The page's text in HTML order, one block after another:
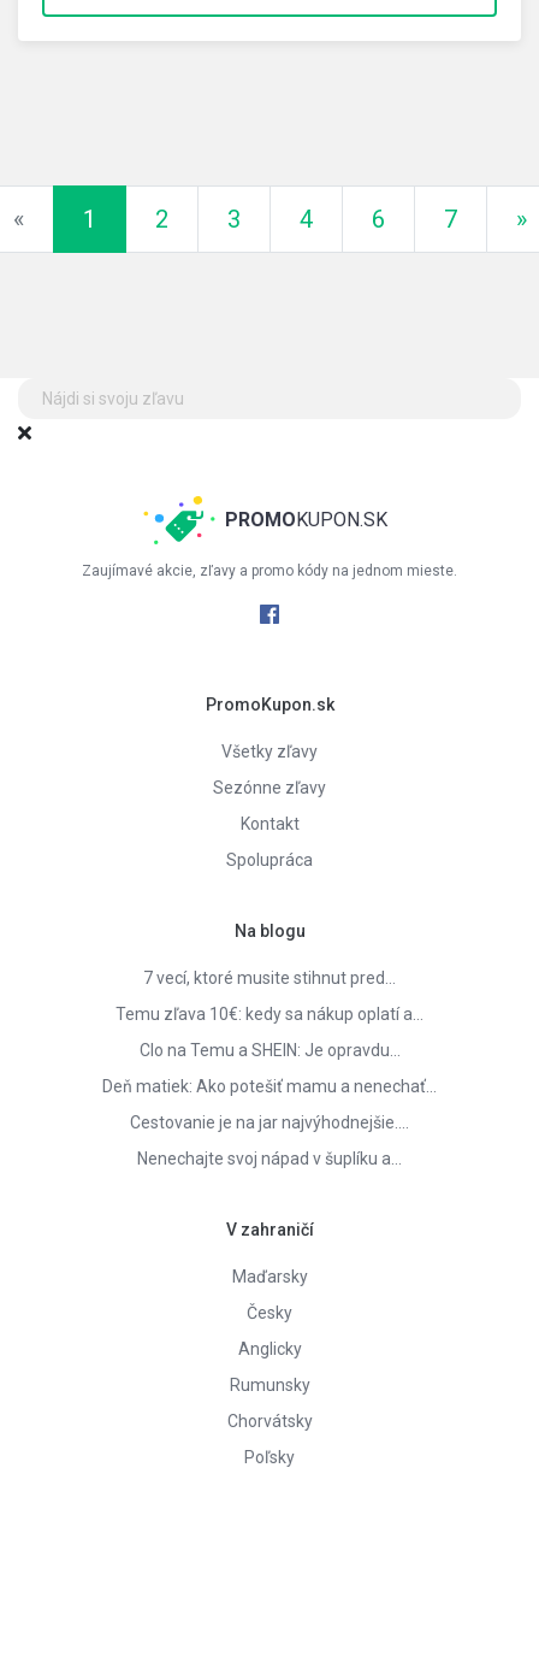
«Předchozí
1 2 3 4 6 7 »
PROMOKUPON.SK
Zaujímavé akcie, zľavy a promo kódy na jednom mieste.
PromoKupon.sk
Všetky zľavy
Sezónne zľavy
Kontakt
Spolupráca
Na blogu
7 vecí, ktoré musite stihnut pred…
Temu zľava 10€: kedy sa nákup oplatí a…
Clo na Temu a SHEIN: Je opravdu…
Deň matiek: Ako potešiť mamu a nenechať…
Cestovanie je na jar najvýhodnejšie.…
Nenechajte svoj nápad v šuplíku a…
V zahraničí
Maďarsky
Česky
Anglicky
Rumunsky
Chorvátsky
Poľsky